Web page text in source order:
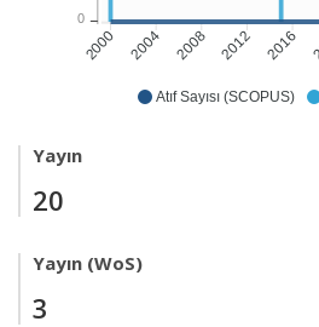
Atıf Sayısı (SCOPUS)
2000 2004 2008 2012 2016
0
Yayın
20
Yayın (WoS)
3